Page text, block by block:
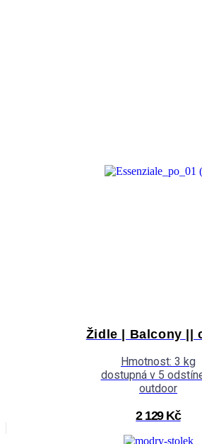
Židle | Balcony ||
Hmotnost: 3 kg
dostupná v 5
outdoor
2 129 Kč